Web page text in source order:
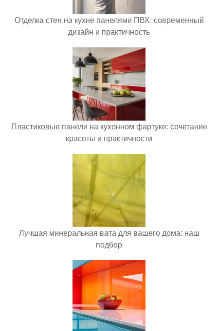
Отделка стен на кухне панелями ПВХ: современный
дизайн и практичность
Пластиковые панели на кухонном фартуке: сочетание
красоты и практичности
Лучшая минеральная вата для вашего дома: наш
подбор